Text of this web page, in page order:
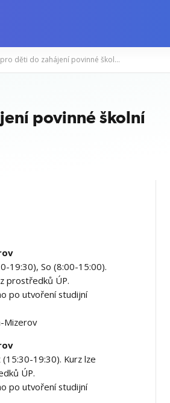
znalosti Počítačové kurzy
Chůva pro děti do zahájení povinné školní docházky, Karviná
povinné školní
19:30), So (8:00-15:00).
prostředků ÚP.
po utvoření studijní
Mizerov
(15:30-19:30). Kurz lze
ÚP.
po utvoření studijní